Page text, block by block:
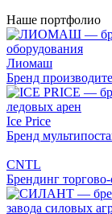
Наше портфолио
Лиомаш
Бренд
Ice Price
Бренд
CNTL
Брендинг